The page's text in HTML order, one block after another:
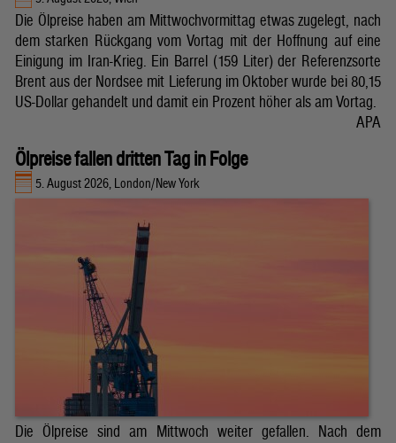
Die Ölpreise haben am Mittwochvormittag etwas zugelegt, nach
dem starken Rückgang vom Vortag mit der Hoffnung auf eine
Einigung im Iran-Krieg. Ein Barrel (159 Liter) der Referenzsorte
Brent aus der Nordsee mit Lieferung im Oktober wurde bei 80,15
US-Dollar gehandelt und damit ein Prozent höher als am Vortag.
APA
Ölpreise fallen dritten Tag in Folge
5. August 2026, London/New York
Die Ölpreise sind am Mittwoch weiter gefallen. Nach dem